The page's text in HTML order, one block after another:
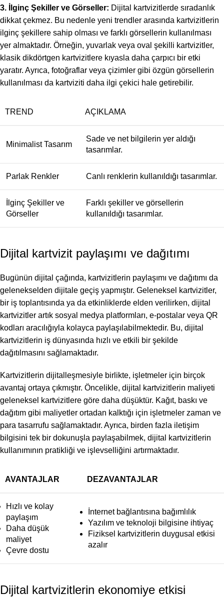
3. İlginç Şekiller ve Görseller: Dijital kartvizitlerde sıradanlık
dikkat çekmez. Bu nedenle yeni trendler arasında kartvizitlerin
ilginç şekillere sahip olması ve farklı görsellerin kullanılması
yer almaktadır. Örneğin, yuvarlak veya oval şekilli kartvizitler,
klasik dikdörtgen kartvizitlere kıyasla daha çarpıcı bir etki
yaratır. Ayrıca, fotoğraflar veya çizimler gibi özgün görsellerin
kullanılması da kartviziti daha ilgi çekici hale getirebilir.
TREND AÇIKLAMA
Minimalist Tasarım
Sade ve net bilgilerin yer aldığı
tasarımlar.
Parlak Renkler Canlı renklerin kullanıldığı tasarımlar.
İlginç Şekiller ve
Görseller
Farklı şekiller ve görsellerin
kullanıldığı tasarımlar.
Dijital kartvizit paylaşımı ve dağıtımı
Bugünün dijital çağında, kartvizitlerin paylaşımı ve dağıtımı da
gelenekselden dijitale geçiş yapmıştır. Geleneksel kartvizitler,
bir iş toplantısında ya da etkinliklerde elden verilirken, dijital
kartvizitler artık sosyal medya platformları, e-postalar veya QR
kodları aracılığıyla kolayca paylaşılabilmektedir. Bu, dijital
kartvizitlerin iş dünyasında hızlı ve etkili bir şekilde
dağıtılmasını sağlamaktadır.
Kartvizitlerin dijitalleşmesiyle birlikte, işletmeler için birçok
avantaj ortaya çıkmıştır. Öncelikle, dijital kartvizitlerin maliyeti
geleneksel kartvizitlere göre daha düşüktür. Kağıt, baskı ve
dağıtım gibi maliyetler ortadan kalktığı için işletmeler zaman ve
para tasarrufu sağlamaktadır. Ayrıca, birden fazla iletişim
bilgisini tek bir dokunuşla paylaşabilmek, dijital kartvizitlerin
kullanımının pratikliği ve işlevselliğini artırmaktadır.
AVANTAJLAR DEZAVANTAJLAR
Hızlı ve kolay
paylaşım
Daha düşük
maliyet
Çevre dostu
İnternet bağlantısına bağımlılık
Yazılım ve teknoloji bilgisine ihtiyaç
Fiziksel kartvizitlerin duygusal etkisi
azalır
Dijital kartvizitlerin ekonomiye etkisi